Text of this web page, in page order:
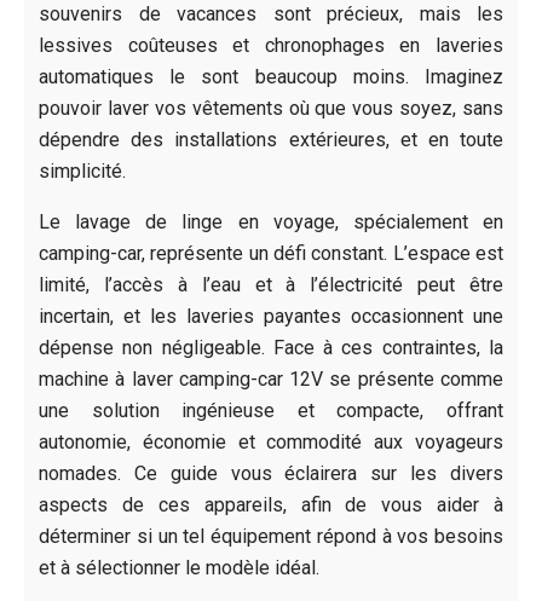
souvenirs de vacances sont précieux, mais les
lessives coûteuses et chronophages en laveries
automatiques le sont beaucoup moins. Imaginez
pouvoir laver vos vêtements où que vous soyez, sans
dépendre des installations extérieures, et en toute
simplicité.
Le lavage de linge en voyage, spécialement en
camping-car, représente un défi constant. L’espace est
limité, l’accès à l’eau et à l’électricité peut être
incertain, et les laveries payantes occasionnent une
dépense non négligeable. Face à ces contraintes, la
machine à laver camping-car 12V se présente comme
une solution ingénieuse et compacte, offrant
autonomie, économie et commodité aux voyageurs
nomades. Ce guide vous éclairera sur les divers
aspects de ces appareils, afin de vous aider à
déterminer si un tel équipement répond à vos besoins
et à sélectionner le modèle idéal.